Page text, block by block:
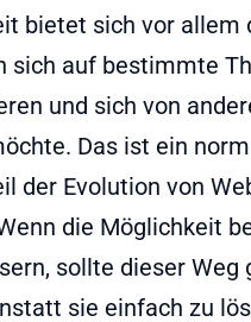
bietet sich vor allem
sich auf bestimmte
und sich von
Das ist ein
der Evolution von
die Möglichkeit
sollte dieser Weg
sie einfach zu